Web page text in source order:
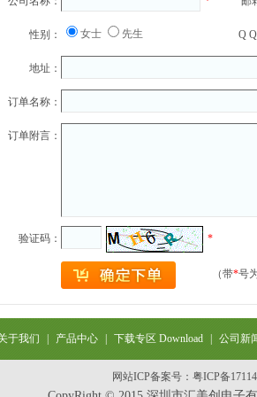
性别： 女士 先生 Q Q
地址：
订单名称：
订单附言：
验证码： *
（带*号
于我们 产品中心 下载专区 Download 公司新
网站ICP备案号： 粤ICP备